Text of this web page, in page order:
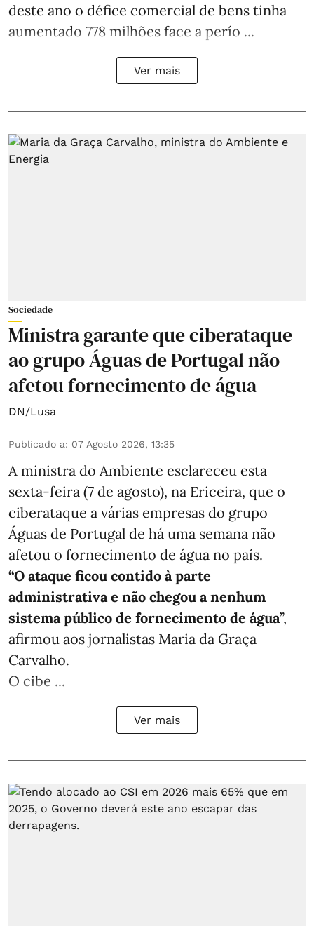
deste ano o défice comercial de bens tinha
aumentado 778 milhões face a perío ...
Ver mais
Sociedade
Ministra garante que ciberataque
ao grupo Águas de Portugal não
afetou fornecimento de água
DN/Lusa
Publicado a: 07 Agosto 2026, 13:35
A ministra do Ambiente esclareceu esta
sexta-feira (7 de agosto), na Ericeira, que o
ciberataque a várias empresas do grupo
Águas de Portugal de há uma semana não
afetou o fornecimento de água no país.
“O ataque ficou contido à parte
administrativa e não chegou a nenhum
sistema público de fornecimento de água”,
afirmou aos jornalistas Maria da Graça
Carvalho.
O cibe ...
Ver mais